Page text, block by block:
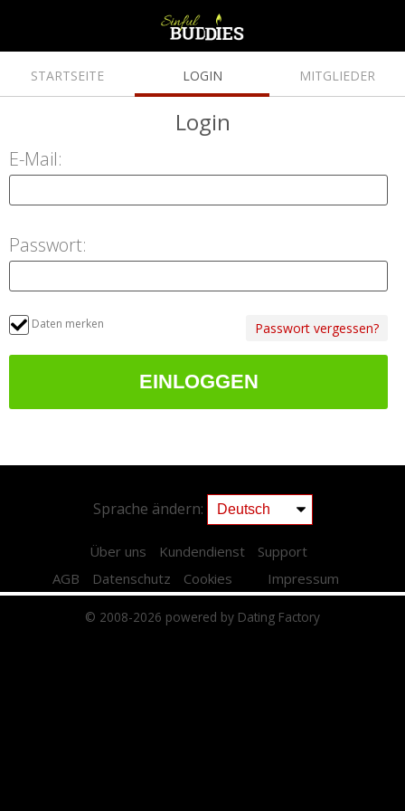
STARTSEITE LOGIN MITGLIEDER
Login
E-Mail:
Passwort:
Daten merken Passwort vergessen?
Sprache ändern:
Über uns Kundendienst
Support
AGB
Datenschutz Cookies Impressum
© 2008-2026 powered by Dating Factory